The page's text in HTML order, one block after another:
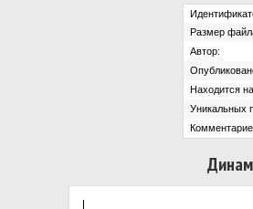
Размер
Автор:
Находится
Уникальных